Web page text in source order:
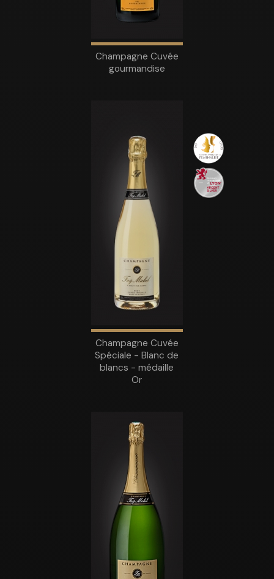
Champagne Cuvée
gourmandise
Champagne Cuvée
Spéciale - Blanc de
blancs - médaille
Or